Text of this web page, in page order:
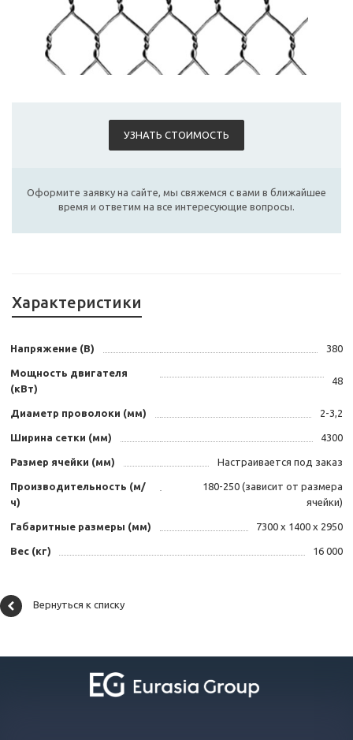
УЗНАТЬ СТОИМОСТЬ
Оформите заявку на сайте, мы свяжемся с вами в ближайшее
время и ответим на все интересующие вопросы.
Характеристики
Напряжение (В) 380
Мощность двигателя
(кВт)
48
Диаметр проволоки (мм) 2-3,2
Ширина сетки (мм) 4300
Размер ячейки (мм) Настраивается под заказ
Производительность (м/
ч)
180-250 (зависит от размера
ячейки)
Габаритные размеры (мм) 7300 х 1400 х 2950
Вес (кг) 16 000
Вернуться к списку